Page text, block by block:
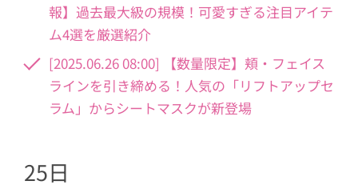
報】過去最大級の規模！可愛すぎる注目アイテ
ム4選を厳選紹介
[2025.06.26 08:00] 【数量限定】頬・フェイス
ラインを引き締める！人気の「リフトアップセ
ラム」からシートマスクが新登場
25日